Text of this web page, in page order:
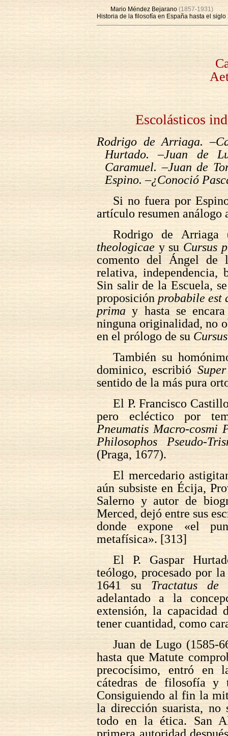
Mario Méndez Bejarano(1857-1931)
Historia de la filosofía en España hasta el siglo
Escolásticos
Rodrigo de Arriaga.
Hurtado. –Juan de
Caramuel. –Juan de
Espino. –¿Conoció
Si no fuera por
artículo resumen análogo
Rodrigo de
theologicae y suCursus
comento del Ángel de
relativa, independencia,
Sin salir de la Escuela,
proposición probabile est
prima y hasta se
ninguna originalidad, no
en el prólogo de su
También su
dominico, escribió
sentido de la más pura
El P. Francisco
pero ecléctico por
Pneumatis Macro-cosmi
Philosophos Pseudo-
(Praga, 1677).
El mercedario
aún subsiste en Écija,
Salerno y autor de
Merced, dejó entre sus
donde expone «el
metafísica». [313]
El P. Gaspar
teólogo, procesado por
1641 su Tractatus de
adelantado a la
extensión, la capacidad
tener cuantidad, como
Juan de Lugo (1585-
hasta que Matute
precocísimo, entró en
cátedras de filosofía y
Consiguiendo al fin la
la dirección suarista,
todo en la ética. San